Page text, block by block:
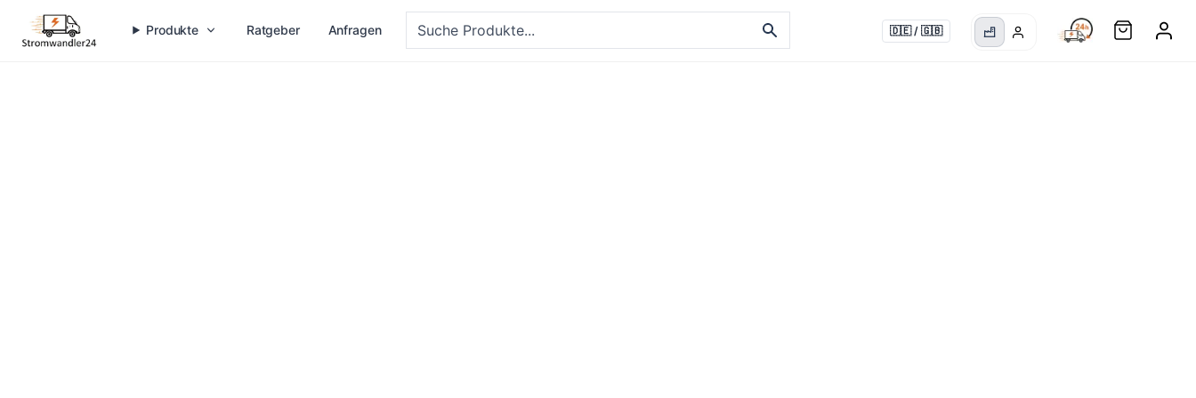
Produkte Ratgeber Anfragen 🇩🇪/ 🇬🇧